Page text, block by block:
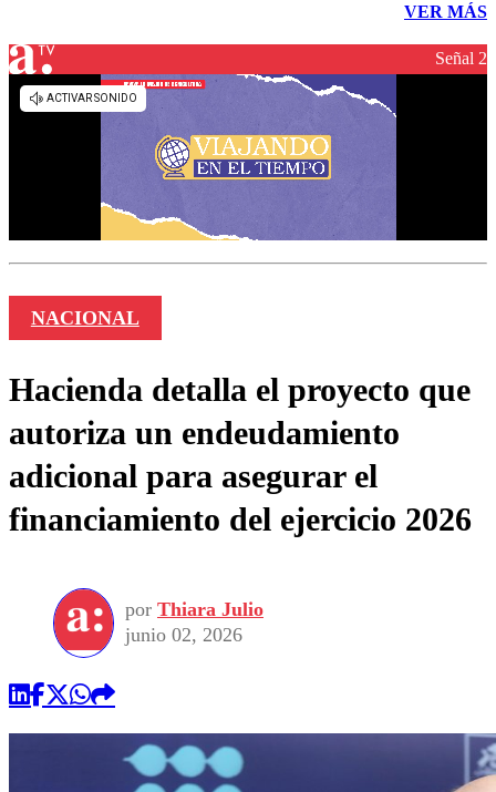
VER MÁS
Señal 2
NACIONAL
Hacienda detalla el proyecto que
autoriza un endeudamiento
adicional para asegurar el
financiamiento del ejercicio 2026
por Thiara Julio
junio 02, 2026